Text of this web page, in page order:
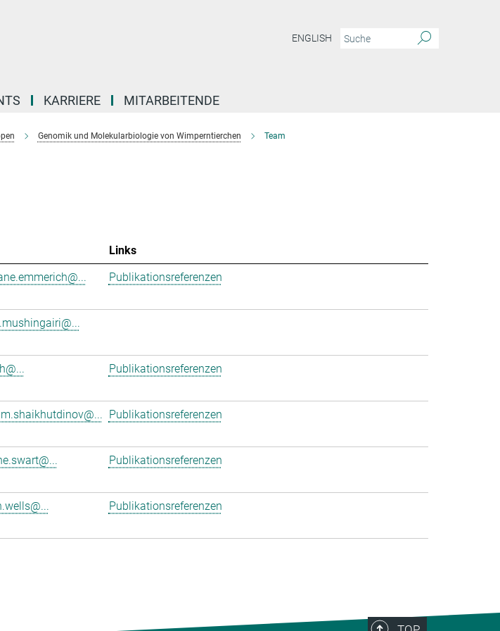
ENGLISH
KARRIERE MITARBEITENDE
Genomik und Molekularbiologie von Wimperntierchen Team
Links
Publikationsreferenzen
Publikationsreferenzen
Publikationsreferenzen
Publikationsreferenzen
Publikationsreferenzen